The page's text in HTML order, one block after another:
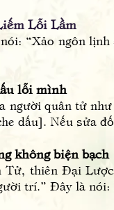
Lỗi Lầm
“Xảo ngôn lịnh
lỗi mình
quân tử như
dấu]. Nếu sửa
không biện bạch
thiên Đại Lược
trí.” Đây là